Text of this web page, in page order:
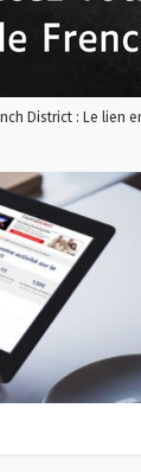
District : Le lien